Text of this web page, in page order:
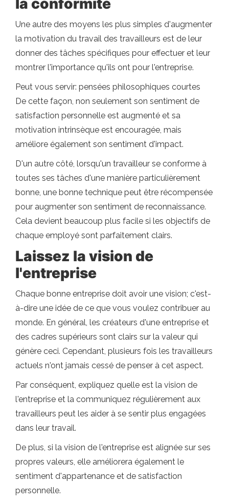
la conformité
Une autre des moyens les plus simples d'augmenter
la motivation du travail des travailleurs est de leur
donner des tâches spécifiques pour effectuer et leur
montrer l'importance qu'ils ont pour l'entreprise.
Peut vous servir: pensées philosophiques courtes
De cette façon, non seulement son sentiment de
satisfaction personnelle est augmenté et sa
motivation intrinsèque est encouragée, mais
améliore également son sentiment d'impact.
D'un autre côté, lorsqu'un travailleur se conforme à
toutes ses tâches d'une manière particulièrement
bonne, une bonne technique peut être récompensée
pour augmenter son sentiment de reconnaissance.
Cela devient beaucoup plus facile si les objectifs de
chaque employé sont parfaitement clairs.
Laissez la vision de
l'entreprise
Chaque bonne entreprise doit avoir une vision; c'est-
à-dire une idée de ce que vous voulez contribuer au
monde. En général, les créateurs d'une entreprise et
des cadres supérieurs sont clairs sur la valeur qui
génère ceci. Cependant, plusieurs fois les travailleurs
actuels n'ont jamais cessé de penser à cet aspect.
Par conséquent, expliquez quelle est la vision de
l'entreprise et la communiquez régulièrement aux
travailleurs peut les aider à se sentir plus engagées
dans leur travail.
De plus, si la vision de l'entreprise est alignée sur ses
propres valeurs, elle améliorera également le
sentiment d'appartenance et de satisfaction
personnelle.